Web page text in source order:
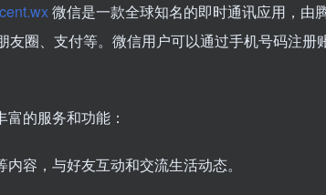
微信是一款全球知名的即时通讯应用，由
圈、支付等。微信用户可以通过手机号码注册
的服务和功能：
容，与好友互动和交流生活动态。
扫